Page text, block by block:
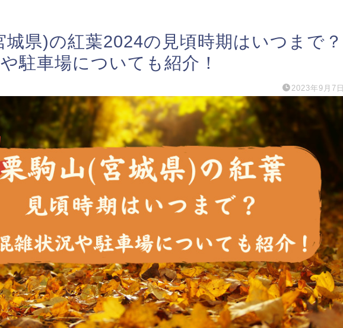
城県)の紅葉2024の見頃時期はいつまで？
駐車場についても紹介！
2023年9月7日